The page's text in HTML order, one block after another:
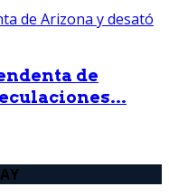
de